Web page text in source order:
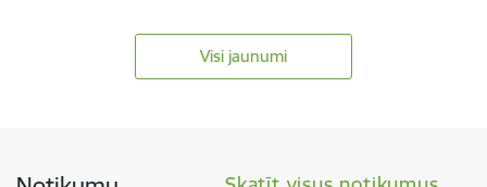
Visi jaunumi